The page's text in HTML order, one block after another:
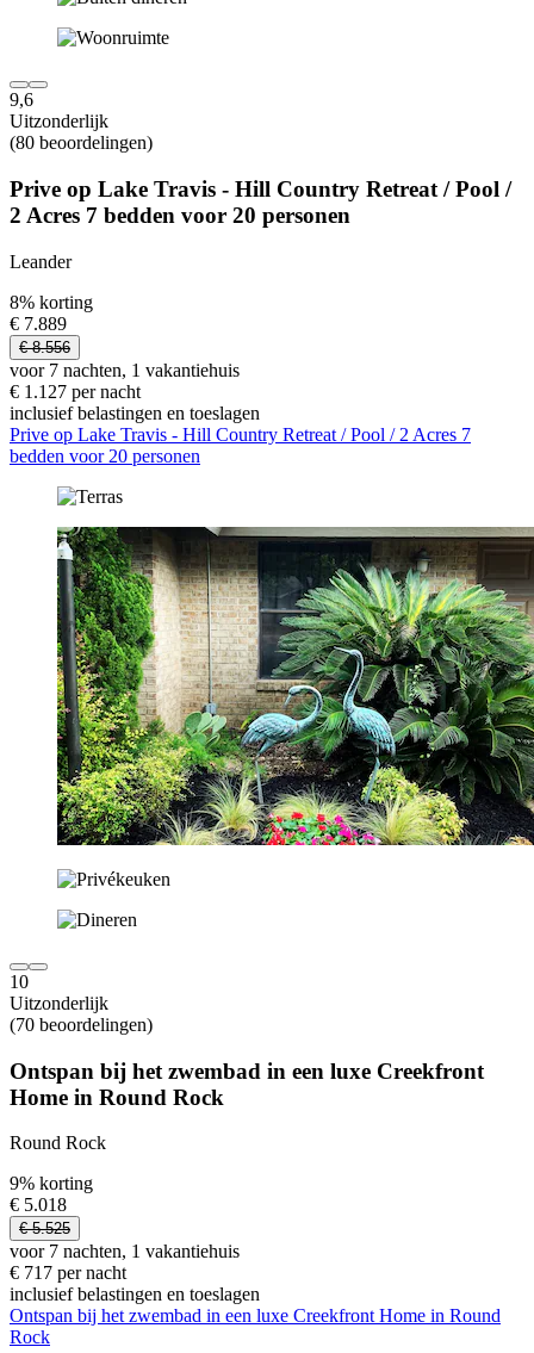
9,6
Uitzonderlijk
(80 beoordelingen)
Prive op Lake Travis - Hill Country Retreat / Pool /
2 Acres 7 bedden voor 20 personen
Leander
8% korting
€ 7.889
€ 8.556
voor 7 nachten, 1 vakantiehuis
€ 1.127 per nacht
inclusief belastingen en toeslagen
Prive op Lake Travis - Hill Country Retreat / Pool / 2 Acres 7
bedden voor 20 personen
10
Uitzonderlijk
(70 beoordelingen)
Ontspan bij het zwembad in een luxe Creekfront
Home in Round Rock
Round Rock
9% korting
€ 5.018
€ 5.525
voor 7 nachten, 1 vakantiehuis
€ 717 per nacht
inclusief belastingen en toeslagen
Ontspan bij het zwembad in een luxe Creekfront Home in Round
Rock